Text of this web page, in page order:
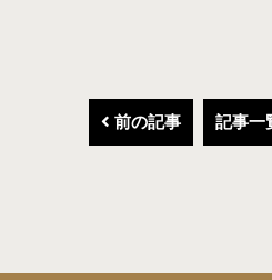
前の記事 記事一